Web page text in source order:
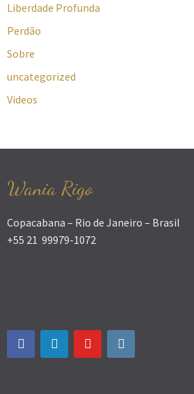
Liberdade Profunda
Perdão
Sobre
uncategorized
Videos
Wania Rigo
Copacabana – Rio de Janeiro – Brasil
+55 21 99979-1072